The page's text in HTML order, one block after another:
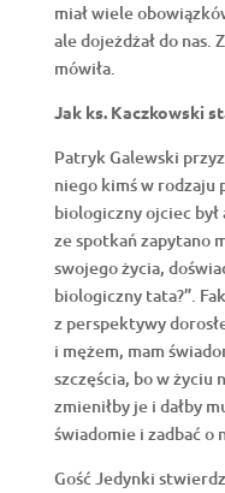
miał wiele
ale dojeżdżał do nas.
mówiła.
Jak ks. Kaczkowski
Patryk Galewski
niego kimś w rodzaju
biologiczny ojciec
ze spotkań zapytano
swojego życia,
biologiczny tata?”.
z perspektywy
i mężem, mam
szczęścia, bo w życiu
zmieniłby je i dałby
świadomie i zadbać o
Gość Jedynki